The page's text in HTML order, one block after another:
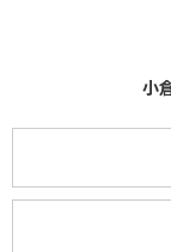
小